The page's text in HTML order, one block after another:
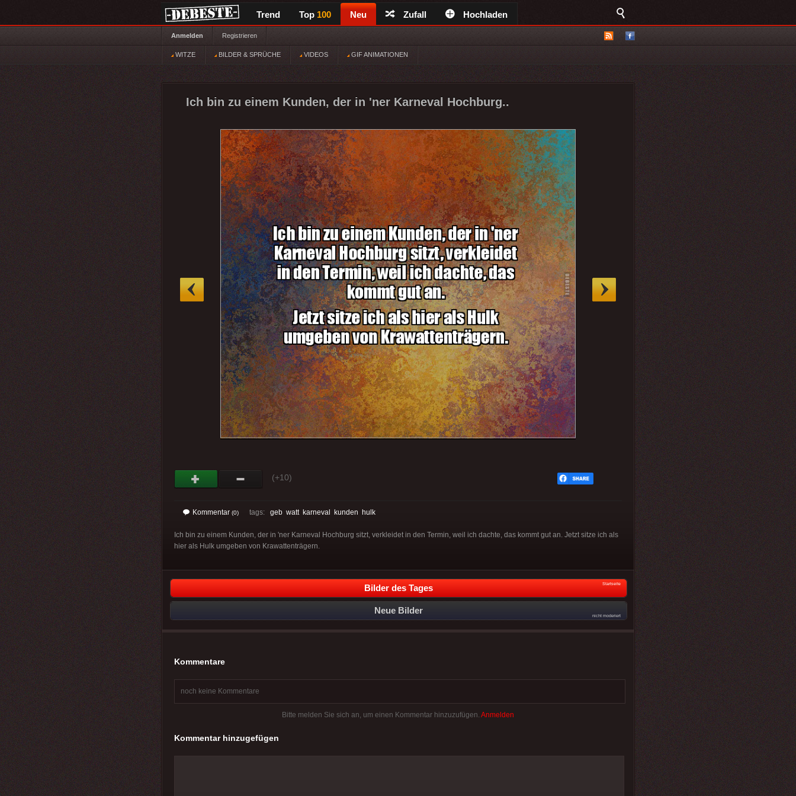
Trend Top 100 Neu Zufall Hochladen
Anmelden Registrieren
WITZE BILDER & SPRÜCHE VIDEOS GIF ANIMATIONEN
Ich bin zu einem Kunden, der in 'ner Karneval Hochburg..
(+10)
Kommentar (0) tags: geb watt karneval kunden hulk
Ich bin zu einem Kunden, der in 'ner Karneval Hochburg sitzt, verkleidet in den Termin, weil ich dachte, das kommt gut an. Jetzt sitze ich als
hier als Hulk umgeben von Krawattenträgern.
Bilder des Tages Startseite
Neue Bilder
nicht moderiert
Kommentare
noch keine Kommentare
Bitte melden Sie sich an, um einen Kommentar hinzuzufügen. Anmelden
Kommentar hinzugefügen